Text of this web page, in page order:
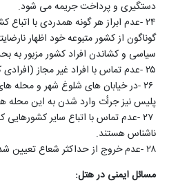
دستگیری و پرداخت جریمه می شود.
۲۴-عدم ابراز هر گونه همدردی با اتباع
گوناگون از کشور متبوعه خود اظهار
سیاسی و کشاندن افراد کشور مزبور به
۲۵-عدم تماس با افراد غیر مجاز
۲۶-در خیابان های شلوغ شهر و محله
پلیس نیز جرأت وارد شدن به این محله ها
۲۷-عدم تماس با اتباع سایر کشورهایی
ناشناس هستند.
۲۸-عدم خروج از حداکثر شعاع تعیین
مسائل ایمنی در هتل: